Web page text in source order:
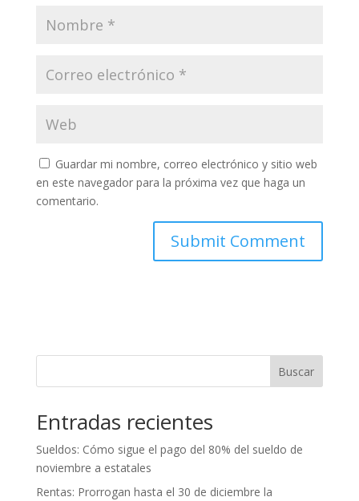
Guardar mi nombre, correo electrónico y sitio web
en este navegador para la próxima vez que haga un
comentario.
Buscar
Entradas recientes
Sueldos: Cómo sigue el pago del 80% del sueldo de
noviembre a estatales
Rentas: Prorrogan hasta el 30 de diciembre la